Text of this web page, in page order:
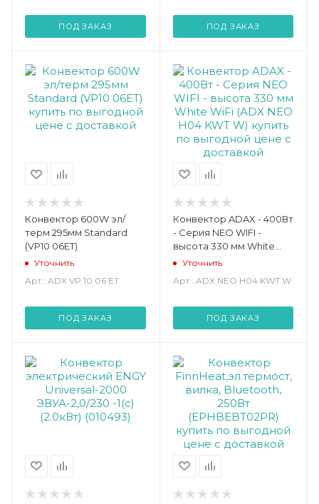
ПОД ЗАКАЗ ПОД ЗАКАЗ
Конвектор 600W эл/
терм 295мм Standard
(VP10 06ET)
Уточнить
Арт.: ADX VP 10 06 ET
ПОД ЗАКАЗ
Конвектор ADAX - 400Вт
- Серия NEO WIFI -
высота 330 мм White
WiFi (ADX NEO H04 KWT
Уточнить
Арт.: ADX NEO H04 KWT W
ПОД ЗАКАЗ